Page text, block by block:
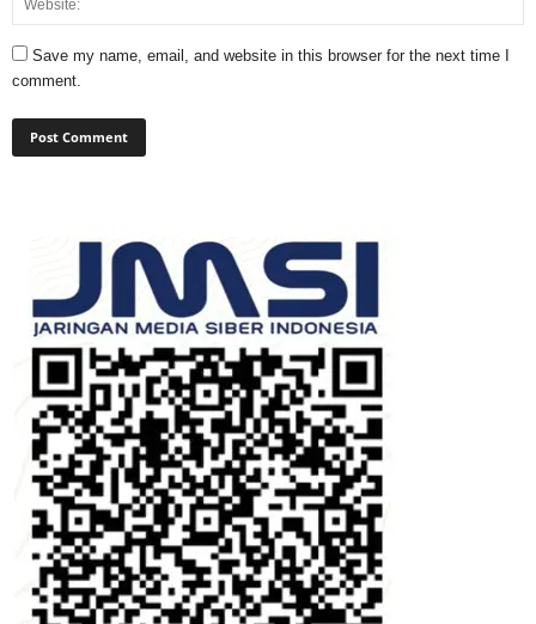
Save my name, email, and website in this browser for the next time I
comment.